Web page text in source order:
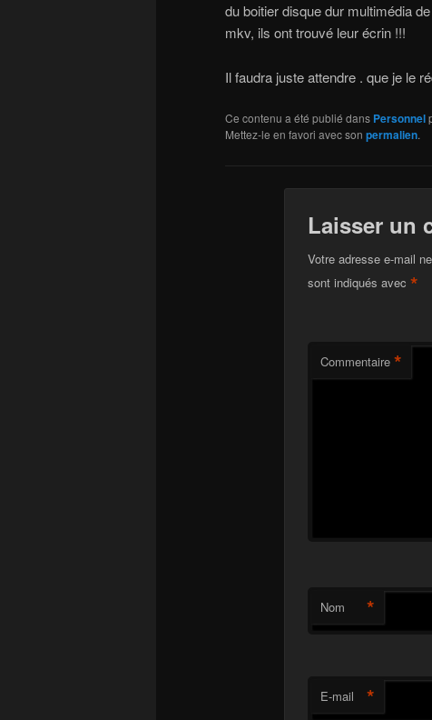
du boitier disque dur multimédia
mkv, ils ont trouvé leur écrin !!!
Il faudra juste attendre . que je le
Ce contenu a été publié dans Personnel
Mettez-le en favori avec son permalien.
Laisser un
Votre adresse e-mail
sont indiqués avec *
Commentaire *
Nom *
E-mail *